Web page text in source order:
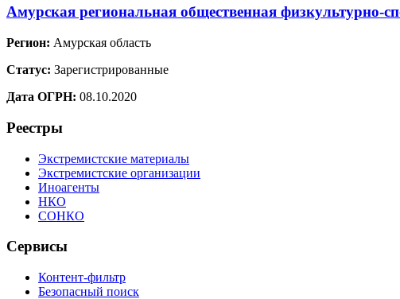
Амурская региональная общественная
Регион: Амурская область
Статус: Зарегистрированные
Дата ОГРН: 08.10.2020
Реестры
Экстремистские материалы
Экстремистские организации
Иноагенты
НКО
СОНКО
Сервисы
Контент-фильтр
Безопасный поиск